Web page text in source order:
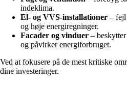
indeklima.
El- og VVS-installationer – fejl
og høje energiregninger.
Facader og vinduer –
og påvirker energiforbruget.
Ved at fokusere på de mest kritiske
dine investeringer.